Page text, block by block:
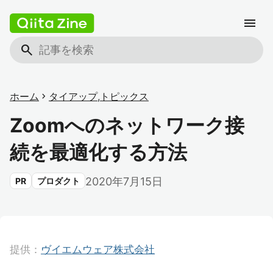
search
menu
ホーム chevron_right タイアップ, トピックス
Zoomへのネットワーク接
続を最適化する方法
PR プロダクト 2020年7月15日
提供： ヴイエムウェア株式会社